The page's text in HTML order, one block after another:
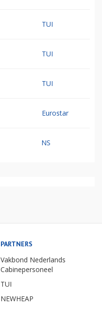
TUI
TUI
TUI
Eurostar
NS
PARTNERS
Vakbond Nederlands
Cabinepersoneel
TUI
NEWHEAP